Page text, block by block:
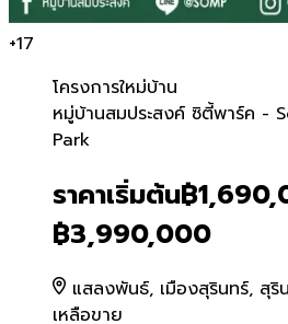
+17
โครงการใหม่บ้าน
หมู่บ้านสมประ
หมู่บ้านสมประสงค์ ซิตี้พาร์ค -
Park
ราคาเริ่มต้น฿
฿3,990,000
แสลงพันธ์, เมืองสุรินทร์, สุริ
เหลือขาย